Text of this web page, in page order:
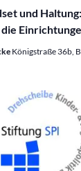
und
Königstraße 36b,